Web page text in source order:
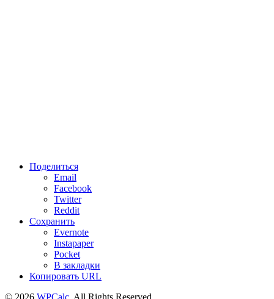
Поделиться
Email
Facebook
Twitter
Reddit
Сохранить
Evernote
Instapaper
Pocket
В закладки
Копировать URL
© 2026 WPCalc . All Rights Reserved.